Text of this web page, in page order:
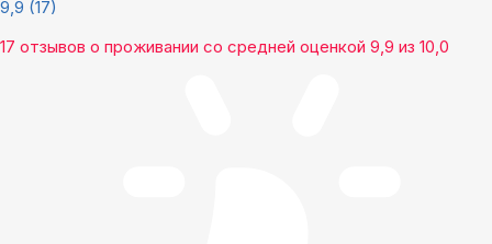
9,9 (17)
17 отзывов о проживании со средней оценкой 9,9 из 10,0